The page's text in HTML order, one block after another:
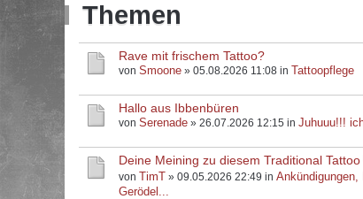
Themen
Rave mit frischem Tattoo?
von Smoone » 05.08.2026 11:08 in Tattoopflege
Hallo aus Ibbenbüren
von Serenade » 26.07.2026 12:15 in Juhuuu!!!
Deine Meining zu diesem Traditional Tattoo
von TimT » 09.05.2026 22:49 in Ankündigungen,
Gerödel...